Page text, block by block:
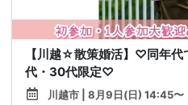
【川越☆散策婚活】♡同年
代・30代限定♡
川越市 | 8月9日(日) 14:45〜